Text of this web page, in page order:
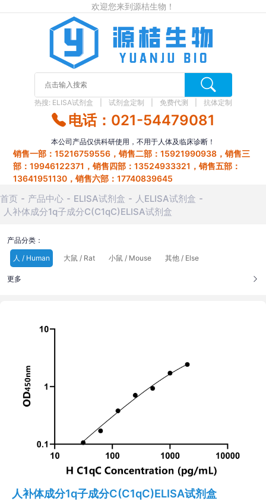
欢迎您来到源桔生物！
热搜: ELISA试剂盒 试剂盒定制 免费代测 抗体定制
电话：021-54479081
本公司产品仅供科研使用，不用于人体及临床诊断！
销售一部：15216759556，销售二部：15921990938，销售三
部：19946122371，销售四部：13524933321，销售五部：
13641951130，销售六部：17740839645
首页 产品中心 ELISA试剂盒
人ELISA试剂盒
人补体成分1q子成分C(C1qC)ELISA试剂盒
产品分类：
人 / Human
大鼠 / Rat 小鼠 / Mouse 其他 / Else
更多
人补体成分1q子成分C(C1qC)ELISA试剂盒